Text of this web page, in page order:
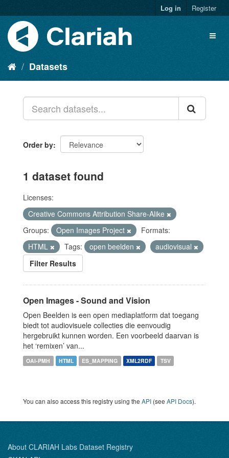
Log in Register
Datasets
Order by
1 dataset found
Licenses:
Creative Commons Attribution Share-Alike
Groups:
Open Images Project
Formats:
HTML
Tags: open beelden
audiovisual
Filter Results
Open Images - Sound and Vision
Open Beelden is een open mediaplatform dat toegang
biedt tot audiovisuele collecties die eenvoudig
hergebruikt kunnen worden. Een voorbeeld daarvan is
het ‘remixen’ van...
OAI-PMH HTML ES_MAPPING XML2RDF TSV
You can also access this registry using the API (see API Docs).
About CLARIAH Labs Dataset Registry